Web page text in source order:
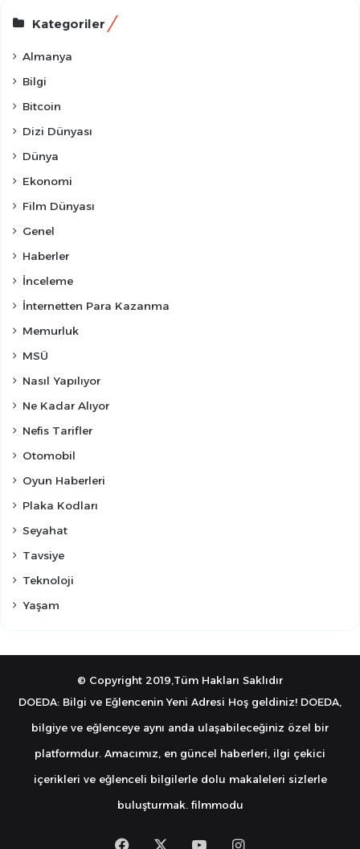
Kategoriler
Almanya
Bilgi
Bitcoin
Dizi Dünyası
Dünya
Ekonomi
Film Dünyası
Genel
Haberler
İnceleme
İnternetten Para Kazanma
Memurluk
MSÜ
Nasıl Yapılıyor
Ne Kadar Alıyor
Nefis Tarifler
Otomobil
Oyun Haberleri
Plaka Kodları
Seyahat
Tavsiye
Teknoloji
Yaşam
© Copyright 2019,Tüm Hakları Saklıdır
DOEDA: Bilgi ve Eğlencenin Yeni Adresi Hoş geldiniz! DOEDA,
bilgiye ve eğlenceye aynı anda ulaşabileceğiniz özel bir
platformdur. Amacımız, en güncel haberleri, ilgi çekici
içerikleri ve eğlenceli bilgilerle dolu makaleleri sizlerle
buluşturmak. filmmodu
FacebookYouTubeInstagram